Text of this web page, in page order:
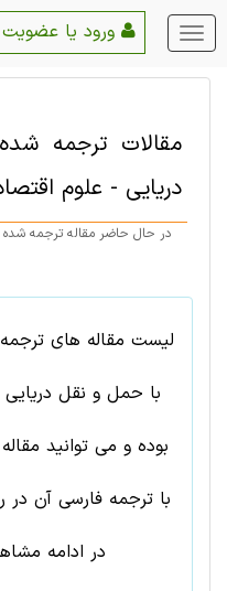
منو
اصلی
مقالات ترجمه
دریایی - علوم
در حال حاضر مقاله ترجمه شده
لیست مقاله های
با حمل و نقل
بوده و می توانید
با ترجمه فارسی آن در
در ادامه